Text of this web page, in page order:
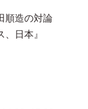
順造の対論
日本』